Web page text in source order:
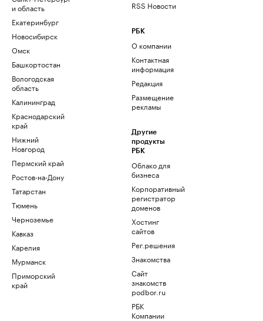
и область
Екатеринбург
Новосибирск
Омск
Башкортостан
Вологодская
область
Калининград
Краснодарский
край
Нижний
Новгород
Пермский край
Ростов-на-Дону
Татарстан
Тюмень
Черноземье
Кавказ
Карелия
Мурманск
Приморский
край
RSS Новости
РБК
О компании
Контактная
информация
Редакция
Размещение
рекламы
Другие
продукты
РБК
Облако для
бизнеса
Корпоративный
регистратор
доменов
Хостинг
сайтов
Рег.решения
Знакомства
Сайт
знакомств
podbor.ru
РБК
Компании